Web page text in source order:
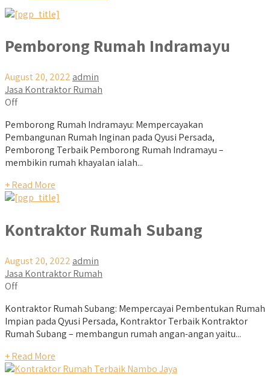
Pemborong Rumah Indramayu
August 20, 2022 admin
Jasa Kontraktor Rumah
Off
Pemborong Rumah Indramayu: Mempercayakan
Pembangunan Rumah Inginan pada Qyusi Persada,
Pemborong Terbaik Pemborong Rumah Indramayu –
membikin rumah khayalan ialah...
+ Read More
Kontraktor Rumah Subang
August 20, 2022 admin
Jasa Kontraktor Rumah
Off
Kontraktor Rumah Subang: Mempercayai Pembentukan Rumah
Impian pada Qyusi Persada, Kontraktor Terbaik Kontraktor
Rumah Subang – membangun rumah angan-angan yaitu...
+ Read More